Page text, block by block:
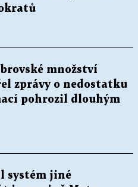
množství
zprávy o nedostatku
pohrozil dlouhým
systém jiné